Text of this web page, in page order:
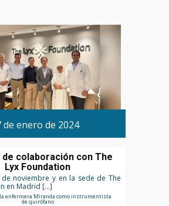
de enero de 2024
colaboración con The
Lyx Foundation
noviembre y en la sede de The
en Madrid […]
la enfermera Miranda como instrumentista
de quirófano